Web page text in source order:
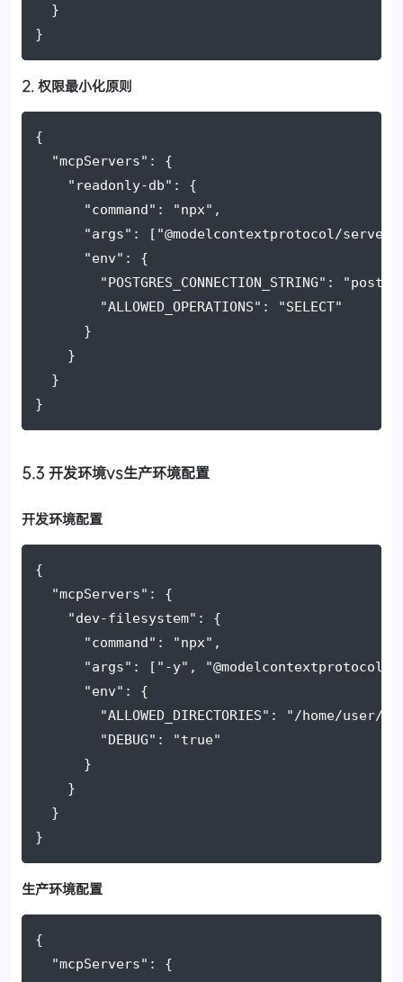
  }
}
2. 权限最小化原则
{
"mcpServers" : {
"readonly-db" : {
"command" : "npx" ,
"args" : [ "@modelcontextprotocol/
"env" : {
"POSTGRES_CONNECTION_STRING" :
"ALLOWED_OPERATIONS" :
"SELECT"
}
}
  }
}
5.3 开发环境vs生产环境配置
开发环境配置
{
"mcpServers" : {
"dev-filesystem" : {
"command" : "npx" ,
"args" : [ "-y" ,
"env" : {
"ALLOWED_DIRECTORIES" :
"/home/user/
"DEBUG" :
"true"
}
}
  }
}
生产环境配置
{
"mcpServers" : {